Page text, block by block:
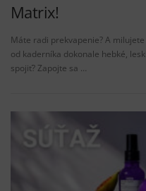
Matrix!
Máte radi prekvapenie? A
od kaderníka dokonale hebké,
spojiť? Zapojte sa …